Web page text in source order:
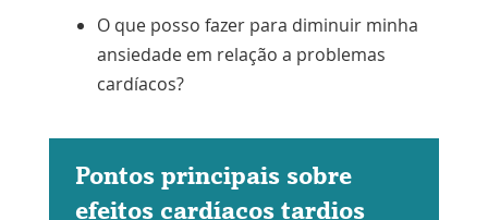
O que posso fazer para diminuir minha
ansiedade em relação a problemas
cardíacos?
Pontos principais sobre
efeitos cardíacos tardios